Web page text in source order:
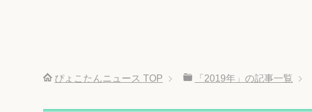
ぴょこたんニュース TOP 「2019年」の記事一覧